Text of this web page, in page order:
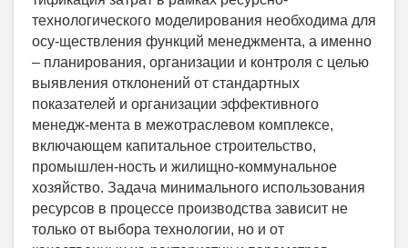
технологического моделирования необходима для
осу-ществления функций менеджмента, а именно
– планирования, организации и контроля с целью
выявления отклонений от стандартных
показателей и организации эффективного
менедж-мента в межотраслевом комплексе,
включающем капитальное строительство,
промышлен-ность и жилищно-коммунальное
хозяйство. Задача минимального использования
ресурсов в процессе производства зависит не
только от выбора технологии, но и от